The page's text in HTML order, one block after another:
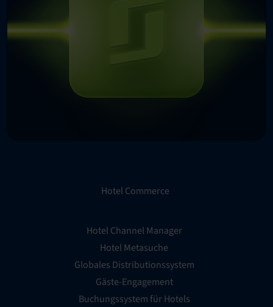
Hotel Commerce
Hotel Channel Manager
Hotel Metasuche
Globales Distributionssystem
Gäste-Engagement
Buchungssystem für Hotels